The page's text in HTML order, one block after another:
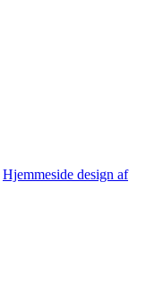
Hjemmeside design af